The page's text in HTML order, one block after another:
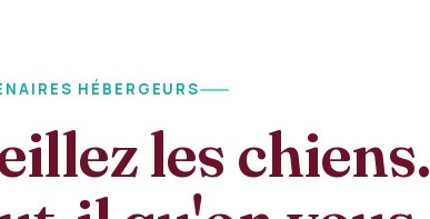
HÉBERGEURS
les chiens.